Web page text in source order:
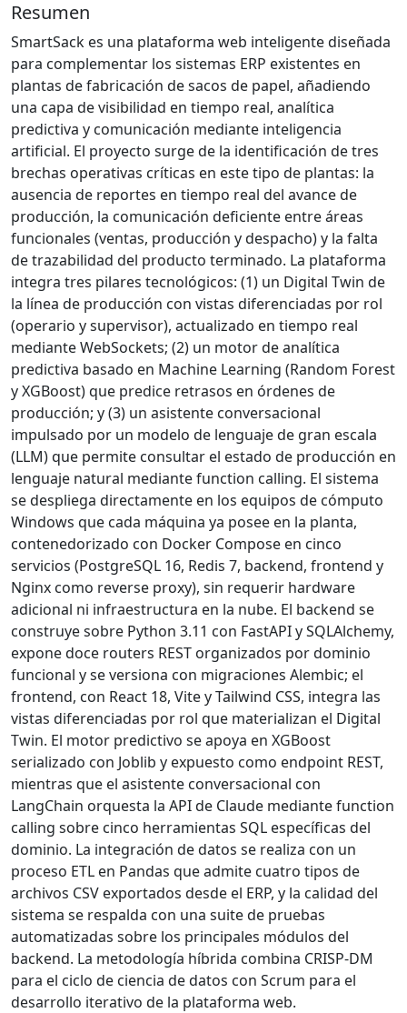
Resumen
SmartSack es una plataforma web inteligente diseñada
para complementar los sistemas ERP existentes en
plantas de fabricación de sacos de papel, añadiendo
una capa de visibilidad en tiempo real, analítica
predictiva y comunicación mediante inteligencia
artificial. El proyecto surge de la identificación de tres
brechas operativas críticas en este tipo de plantas: la
ausencia de reportes en tiempo real del avance de
producción, la comunicación deficiente entre áreas
funcionales (ventas, producción y despacho) y la falta
de trazabilidad del producto terminado. La plataforma
integra tres pilares tecnológicos: (1) un Digital Twin de
la línea de producción con vistas diferenciadas por rol
(operario y supervisor), actualizado en tiempo real
mediante WebSockets; (2) un motor de analítica
predictiva basado en Machine Learning (Random Forest
y XGBoost) que predice retrasos en órdenes de
producción; y (3) un asistente conversacional
impulsado por un modelo de lenguaje de gran escala
(LLM) que permite consultar el estado de producción en
lenguaje natural mediante function calling. El sistema
se despliega directamente en los equipos de cómputo
Windows que cada máquina ya posee en la planta,
contenedorizado con Docker Compose en cinco
servicios (PostgreSQL 16, Redis 7, backend, frontend y
Nginx como reverse proxy), sin requerir hardware
adicional ni infraestructura en la nube. El backend se
construye sobre Python 3.11 con FastAPI y SQLAlchemy,
expone doce routers REST organizados por dominio
funcional y se versiona con migraciones Alembic; el
frontend, con React 18, Vite y Tailwind CSS, integra las
vistas diferenciadas por rol que materializan el Digital
Twin. El motor predictivo se apoya en XGBoost
serializado con Joblib y expuesto como endpoint REST,
mientras que el asistente conversacional con
LangChain orquesta la API de Claude mediante function
calling sobre cinco herramientas SQL específicas del
dominio. La integración de datos se realiza con un
proceso ETL en Pandas que admite cuatro tipos de
archivos CSV exportados desde el ERP, y la calidad del
sistema se respalda con una suite de pruebas
automatizadas sobre los principales módulos del
backend. La metodología híbrida combina CRISP-DM
para el ciclo de ciencia de datos con Scrum para el
desarrollo iterativo de la plataforma web.